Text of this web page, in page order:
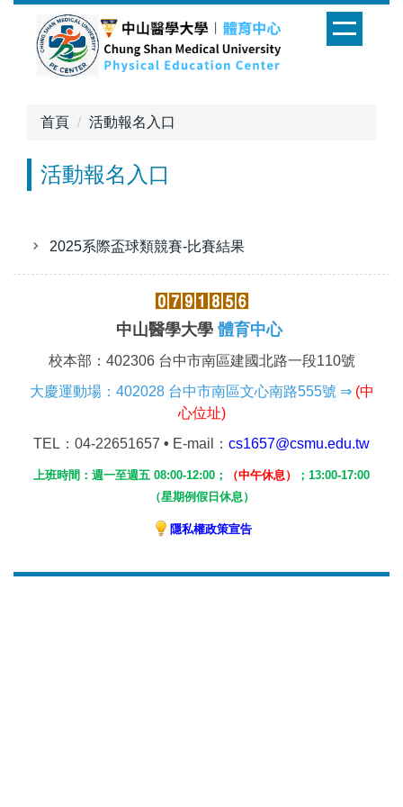
首頁 活動報名入口
活動報名入口
2025系際盃球類競賽-比賽結果
中山醫學大學 體育中心
校本部：402306 台中市南區建國北路一段110號
大慶運動場：402028 台中市南區文心南路555號 ⇒ (中
心位址)
TEL ：04-22651657 • E-mail： cs1657@csmu.edu.tw
上班時間：週一至週五 08:00-12:00； （中午休息） ； 13:00-17:00
（星期例假日休息）
隱私權政策宣告